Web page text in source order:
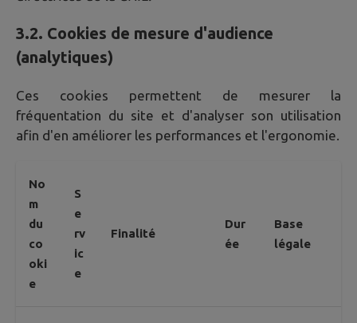
3.2. Cookies de mesure d'audience
(analytiques)
Ces cookies permettent de mesurer la
fréquentation du site et d'analyser son utilisation
afin d'en améliorer les performances et l'ergonomie.
No
m
du
co
oki
e
S
e
rv
ic
e
Finalité
Dur
ée
Base
légale